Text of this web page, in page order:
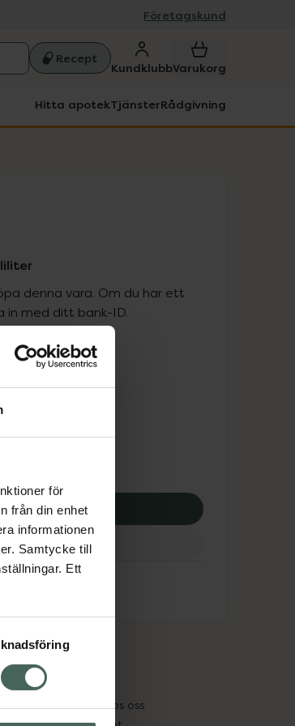
för
från din enhet
informationen
Samtycke till
Ett
Företagskund
Recept
KundklubbVarukorg
Hitta apotekTjänsterRådgivning
denna vara. Om du har ett
in med ditt bank-ID.
gäller
kr
Jobba hos oss